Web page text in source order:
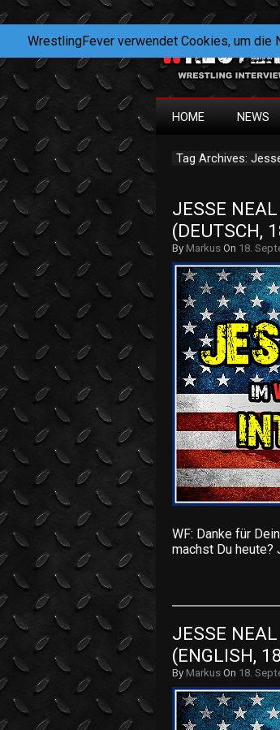
HOME NEWS
Tag Archives:
JESSE
(DEUTSCH,
By Markus On 18.
WF: Danke für
machst Du heute?
JESSE
(ENGLISH,
By Markus On 18.
WrestlingFever verwendet Cookies, um